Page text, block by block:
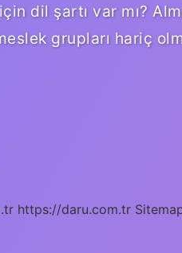
dil şartı var mı?
grupları hariç
https://daru.com.tr